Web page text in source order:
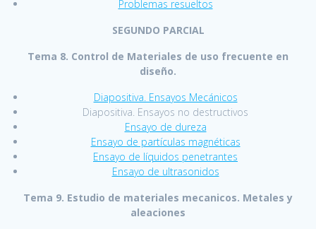
Problemas resueltos
SEGUNDO PARCIAL
Tema 8. Control de Materiales de uso frecuente en
diseño.
Diapositiva. Ensayos Mecánicos
Diapositiva. Ensayos no destructivos
Ensayo de dureza
Ensayo de partículas magnéticas
Ensayo de líquidos penetrantes
Ensayo de ultrasonidos
Tema 9. Estudio de materiales mecanicos. Metales y
aleaciones